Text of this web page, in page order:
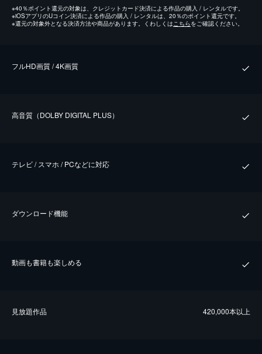
※40％ポイント還元の対象は、クレジットカード決済による作品の購入 / レンタルです。
※iOSアプリのUコイン決済による作品の購入 / レンタルは、20％のポイント還元です。
※還元の対象外となる決済方法や商品があります。くわしくはこちらをご確認ください。
フルHD画質 / 4K画質
⾼⾳質（DOLBY DIGITAL PLUS）
テレビ / スマホ / PCなどに対応
ダウンロード機能
動画も書籍も楽しめる
⾒放題作品 420,000本以上